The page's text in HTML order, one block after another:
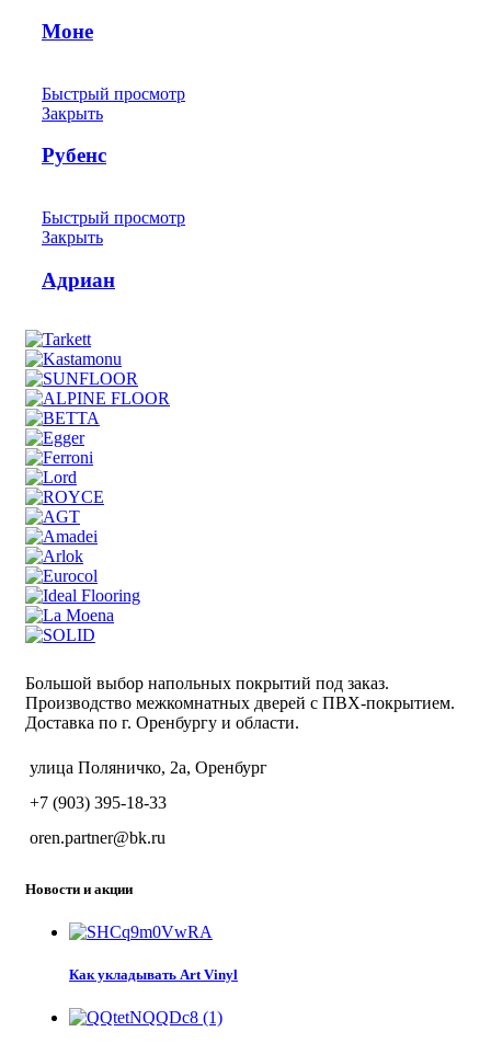
Моне
Быстрый просмотр
Закрыть
Рубенс
Быстрый просмотр
Закрыть
Адриан
Большой выбор напольных покрытий под заказ.
Производство межкомнатных дверей с ПВХ-покрытием.
Доставка по г. Оренбургу и области.
улица Поляничко, 2а, Оренбург
+7 (903) 395-18-33
oren.partner@bk.ru
Новости и акции
Как укладывать Art Vinyl